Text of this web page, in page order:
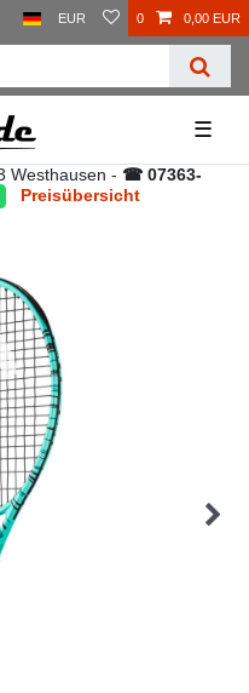
EUR 0 0,00 EUR
☰
Westhausen - ☎ 07363-
Preisübersicht